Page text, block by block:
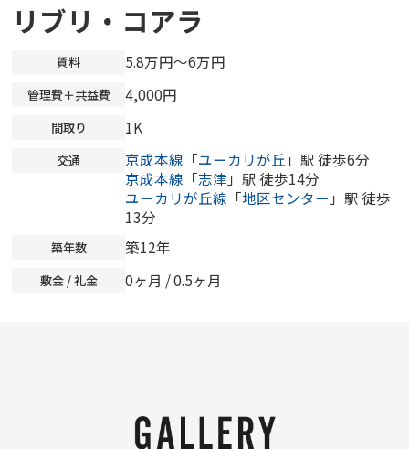
リブリ・コアラ
賃料 5.8万円～6万円
管理費＋共益費 4,000円
間取り 1K
交通 京成本線 「ユーカリが丘 」駅 徒歩6分
京成本線 「志津」駅 徒歩14分
ユーカリが丘線 「地区センター 」駅 徒歩
13分
築年数 築12年
敷金 / 礼金 0ヶ月 / 0.5ヶ月